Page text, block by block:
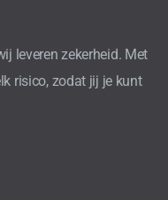
leveren zekerheid. Met
risico, zodat jij je kunt